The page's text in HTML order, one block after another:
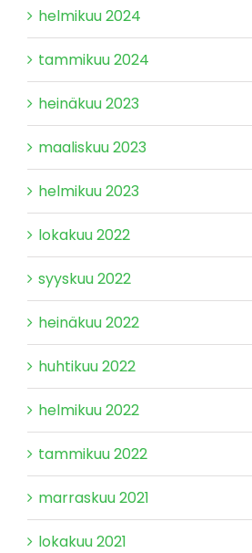
helmikuu 2024
tammikuu 2024
heinäkuu 2023
maaliskuu 2023
helmikuu 2023
lokakuu 2022
syyskuu 2022
heinäkuu 2022
huhtikuu 2022
helmikuu 2022
tammikuu 2022
marraskuu 2021
lokakuu 2021